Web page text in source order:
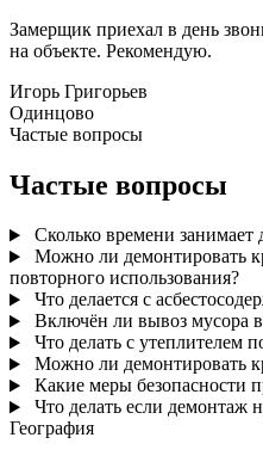
Замерщик приехал в день
на объекте. Рекомендую.
Игорь Григорьев
Одинцово
Частые вопросы
Частые вопросы
Сколько времени занимает
Можно ли демонтировать
повторного использования?
Что делается с
Включён ли вывоз мусора в
Что делать с утеплителем
Можно ли демонтировать
Какие меры безопасности
Что делать если демонтаж
География